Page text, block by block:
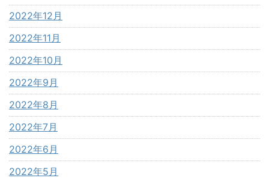
2022年12月
2022年11月
2022年10月
2022年9月
2022年8月
2022年7月
2022年6月
2022年5月